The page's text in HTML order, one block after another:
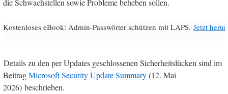
die Schwachstellen sowie Probleme beheben sollen.
Kostenloses eBook: Admin-Passwörter schützen mit LAPS. Jetzt
Details zu den per Updates geschlossenen Sicherheitslücken sind im
BeitragMicrosoft Security Update Summary(12. Mai
2026) beschrieben.